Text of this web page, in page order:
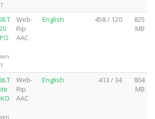
Web-
Rip
AAC
English 458 / 120
825
MB
Web-
Rip
AAC
English 413 / 34
804
MB